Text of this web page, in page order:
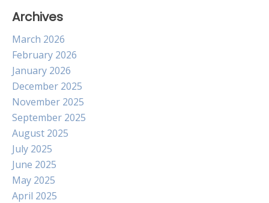
Archives
March 2026
February 2026
January 2026
December 2025
November 2025
September 2025
August 2025
July 2025
June 2025
May 2025
April 2025